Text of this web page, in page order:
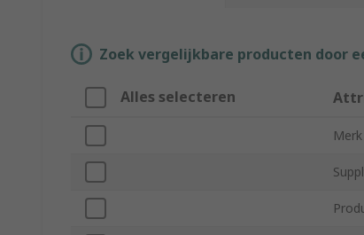
Zoek vergelijkbare producten door
Alles selecteren
Merk